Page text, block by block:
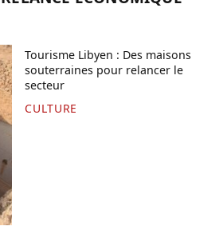
Tourisme Libyen : Des maisons
souterraines pour relancer le
secteur
CULTURE